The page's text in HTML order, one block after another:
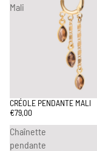
Mali
ÉPUISÉ
CRÉOLE PENDANTE MALI
€79,00
Chaînette
pendante